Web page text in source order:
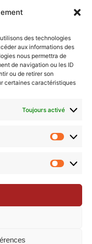
des technologies
aux informations des
nous permettra de
de navigation ou les ID
ou de retirer son
certaines caractéristiques
Toujours activé
dans la bande
pour l’émission
ainsi que
le cadre du Club
sur Europe
communauté des
. N’hésitez pas à